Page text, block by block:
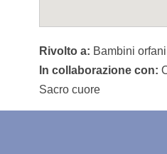
Rivolto a: Bambini
In collaborazione con:
Sacro cuore